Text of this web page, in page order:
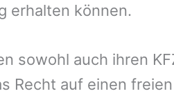
erhalten können.
sowohl auch ihren
Recht auf einen